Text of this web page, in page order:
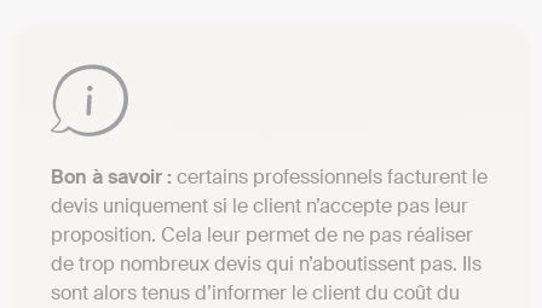
Bon à savoir : certains professionnels facturent le
devis uniquement si le client n’accepte pas leur
proposition. Cela leur permet de ne pas réaliser
de trop nombreux devis qui n’aboutissent pas. Ils
sont alors tenus d’informer le client du coût du